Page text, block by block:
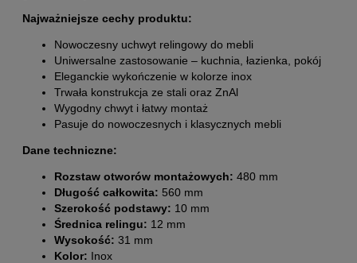
Najważniejsze cechy produktu:
Nowoczesny uchwyt relingowy do mebli
Uniwersalne zastosowanie – kuchnia, łazienka, pokój
Eleganckie wykończenie w kolorze inox
Trwała konstrukcja ze stali oraz ZnAl
Wygodny chwyt i łatwy montaż
Pasuje do nowoczesnych i klasycznych mebli
Dane techniczne:
Rozstaw otworów montażowych: 480 mm
Długość całkowita: 560 mm
Szerokość podstawy: 10 mm
Średnica relingu: 12 mm
Wysokość: 31 mm
Kolor: Inox